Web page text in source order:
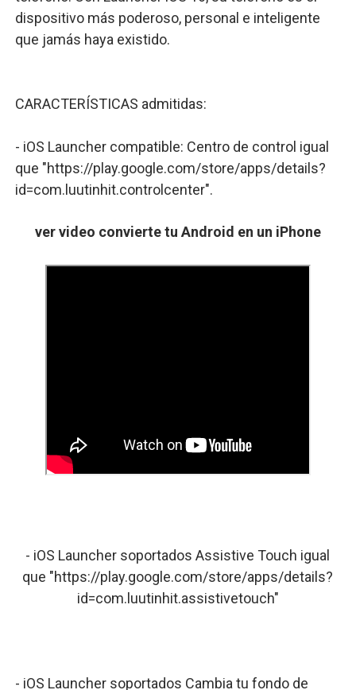
🚀 GTA San Andreas Última Versión para Android 2026
📱 Cómo Colocar la Pantalla de tu Celular
Abrir en Whatsapp (click para chatear)
dispositivo más poderoso, personal e inteligente
que jamás haya existido.
CARACTERÍSTICAS admitidas:
- iOS Launcher compatible: Centro de control igual
que "https://play.google.com/store/apps/details?
id=com.luutinhit.controlcenter".
ver video convierte tu Android en un iPhone
- iOS Launcher soportados Assistive Touch igual
que "https://play.google.com/store/apps/details?
id=com.luutinhit.assistivetouch"
- iOS Launcher soportados Cambia tu fondo de